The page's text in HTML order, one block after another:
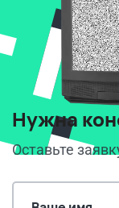
Нужна
Оставьте